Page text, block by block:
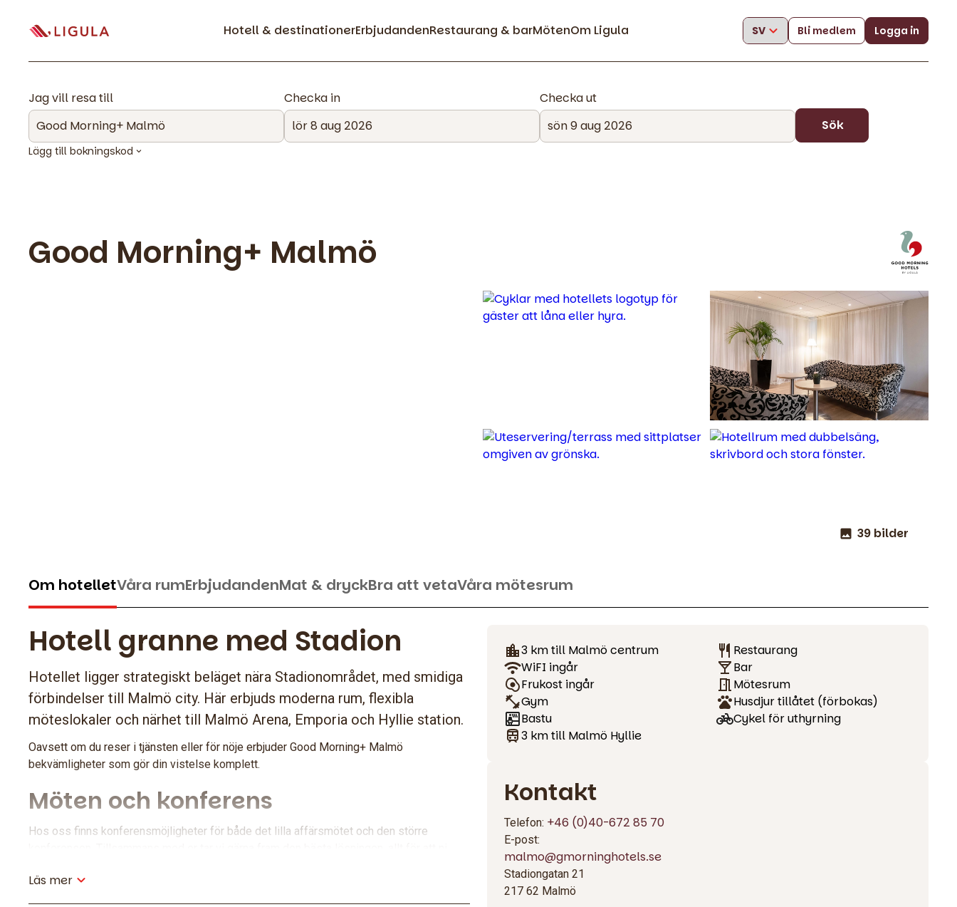
Hotell & destinationerErbjudandenRestaurang & barMötenOm Ligula Bli medlem Logga in
Jag vill resa till Checka in
Checka ut
Sök
Lägg till bokningskod
Good Morning+ Malmö
39 bilder
Om hotelletVåra rumErbjudandenMat & dryckBra att vetaVåra mötesrum
Hotell granne med Stadion
Hotellet ligger strategiskt beläget nära Stadionområdet, med smidiga
förbindelser till Malmö city. Här erbjuds moderna rum, flexibla
möteslokaler och närhet till Malmö Arena, Emporia och Hyllie station.
Oavsett om du reser i tjänsten eller för nöje erbjuder Good Morning+ Malmö
bekvämligheter som gör din vistelse komplett.
Möten och konferens
Hos oss finns konferensmöjligheter för både det lilla affärsmötet och den större
Läs mer
3 km till Malmö centrum
WiFI ingår
Frukost ingår
Gym
Bastu
3 km till Malmö Hyllie
Restaurang
Bar
Mötesrum
Husdjur tillåtet (förbokas)
Cykel för uthyrning
Kontakt
Telefon: +46 (0)40-672 85 70
E-post:
malmo@gmorninghotels.se
Stadiongatan 21
217 62 Malmö